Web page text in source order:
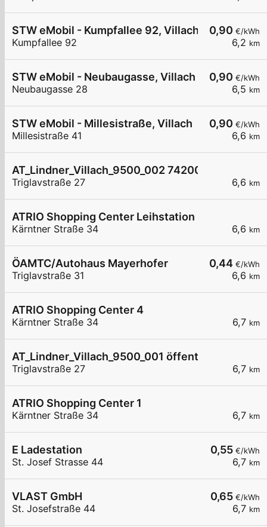
0,90 €/kWh
6,2 km
STW eMobil - Kumpfallee 92, Villach
Kumpfallee 92
0,90 €/kWh
6,5 km
STW eMobil - Neubaugasse, Villach
Neubaugasse 28
0,90 €/kWh
6,6 km
STW eMobil - Millesistraße, Villach
Millesistraße 41
6,6 km
AT_Lindner_Villach_9500_002 7420083949
Triglavstraße 27
6,6 km
ATRIO Shopping Center Leihstation 2
Kärntner Straße 34
0,44 €/kWh
6,6 km
ÖAMTC/Autohaus Mayerhofer
Triglavstraße 31
6,7 km
ATRIO Shopping Center 4
Kärntner Straße 34
6,7 km
AT_Lindner_Villach_9500_001 öffentlich
Triglavstraße 27
6,7 km
ATRIO Shopping Center 1
Kärntner Straße 34
0,55 €/kWh
6,7 km
E Ladestation
St. Josef Strasse 44
0,65 €/kWh
6,7 km
VLAST GmbH
St. Josefstraße 44